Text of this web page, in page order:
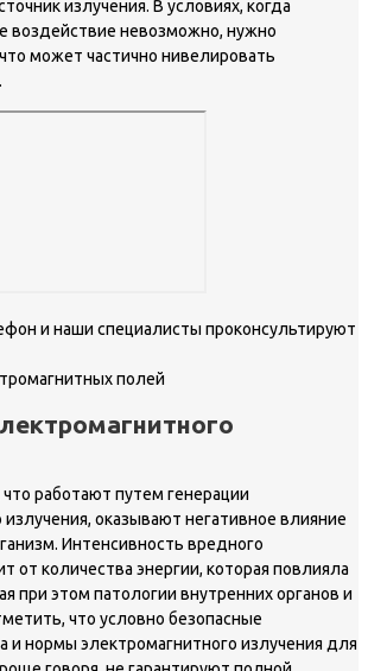
излучения. В условиях, когда
воздействие невозможно, нужно
может частично нивелировать
и наши специалисты проконсультируют
полей
работают путем генерации
оказывают негативное влияние
Интенсивность вредного
от количества энергии, которая повлияла
при этом патологии внутренних органов и
что условно безопасные
и нормы электромагнитного излучения для